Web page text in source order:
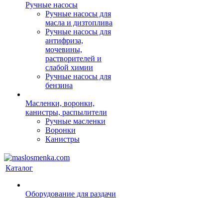
Ручные насосы
Ручные насосы для
масла и дизтоплива
Ручные насосы для
антифриза,
мочевины,
растворителей и
слабой химии
Ручные насосы для
бензина
Масленки, воронки,
канистры, распылители
Ручные масленки
Воронки
Канистры
Каталог
Оборудование для раздачи